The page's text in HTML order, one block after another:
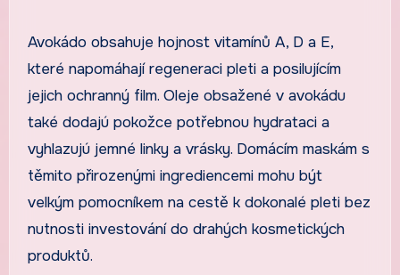
Avokádo obsahuje hojnost vitamínů A, D a E,
které napomáhají regeneraci pleti a posilujícím
jejich ochranný film. Oleje obsažené v avokádu
také dodajú pokožce potřebnou hydrataci a
vyhlazujú jemné linky a vrásky. Domácím maskám s
těmito přirozenými ingrediencemi mohu být
velkým pomocníkem na cestě k dokonalé pleti bez
nutnosti investování do drahých kosmetických
produktů.